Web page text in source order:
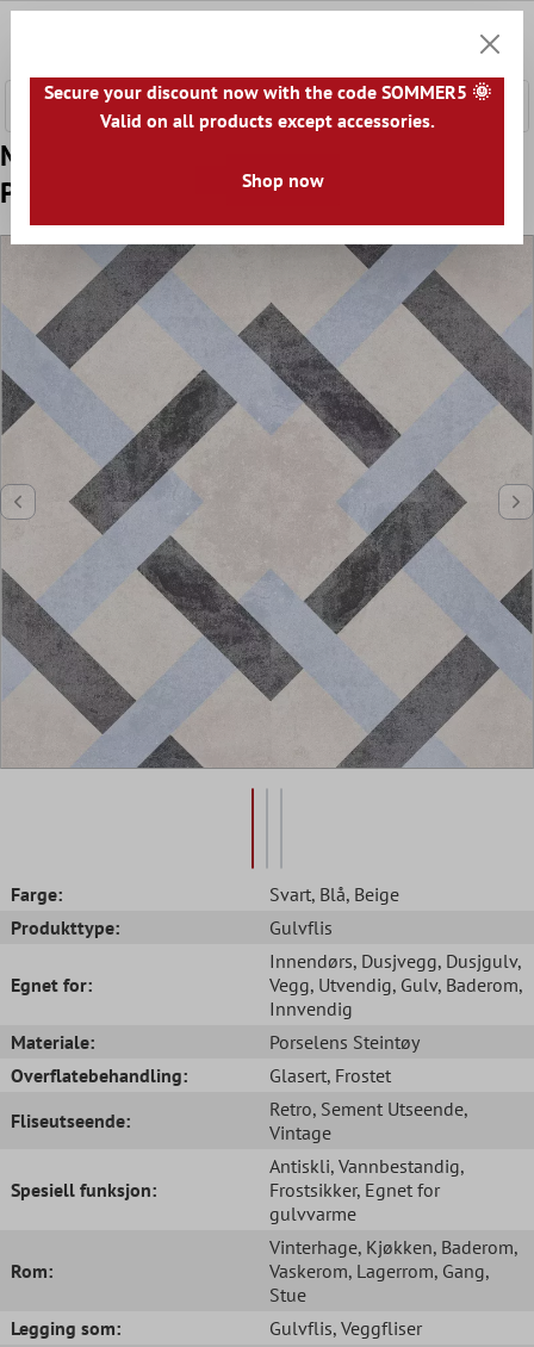
Mønster Gulvflis Sement Utseende Toulon
Pablo 18,6x18,6cm
Farge: Svart, Blå, Beige
Produkttype:
Gulvflis
Egnet for:
Innendørs, Dusjvegg, Dusjgulv,
Vegg, Utvendig, Gulv, Baderom,
Innvendig
Materiale:
Porselens Steintøy
Overflatebehandling:
Glasert, Frostet
Fliseutseende:
Retro, Sement Utseende,
Vintage
Spesiell funksjon:
Antiskli, Vannbestandig,
Frostsikker, Egnet for
gulvvarme
Rom:
Vinterhage, Kjøkken, Baderom,
Vaskerom, Lagerrom, Gang,
Stue
Legging som:
Gulvflis, Veggfliser
Secure your discount now with the code SOMMER5 🌞
Valid on all products except accessories.
Shop now